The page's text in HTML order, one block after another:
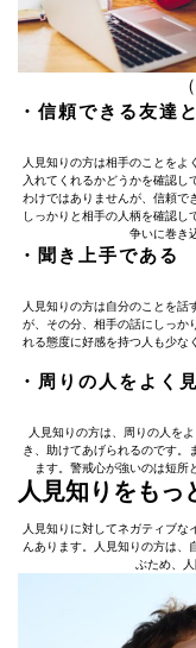
・信頼できる友達
人見知りの方は相手のことをよ
入れてくれるかどうかを確認し
わけではありませんが、信頼で
しっかりと相手の人柄を確認し
争いに巻き
・聞き上手である
人見知りの方は自分のことを話
が、その分、相手の話にしっか
れる態度に好感を持つ人も少な
・周りの人をよく
人見知りの方は、周りの人を
き、助けてあげられるのです。
ます。警戒心が強いのは短所
人見知りをもっ
人見知りに対してネガティブな
んあります。人見知りの方は、
ぶため、